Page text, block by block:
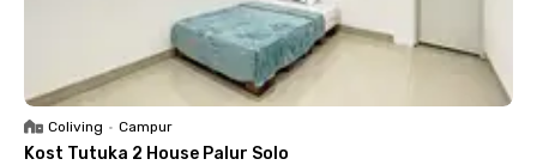
Coliving • Campur
Kost Tutuka 2 House Palur Solo